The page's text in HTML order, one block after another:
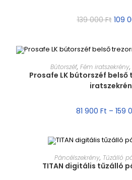
139 000Ft 109
MÉRET
Bútorszéf, Fém iratszekrény,
Prosafe LK bútorszéf
81 900 Ft – 159
MÉRET
Páncélszekrény, Tűzálló
TITAN digitális tűzálló